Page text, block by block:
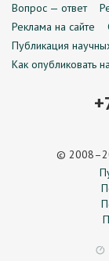
Вопрос — ответ
Реклама на сайте
Публикация
Как опубликовать
©